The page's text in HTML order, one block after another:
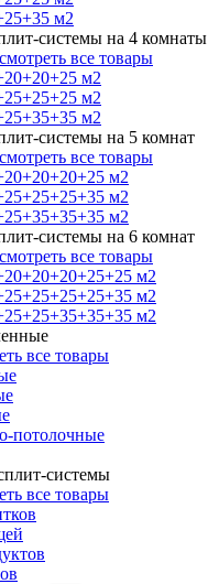
м2
системы на 4 комнаты
все товары
м2
м2
м2
системы на 5 комнат
все товары
м2
м2
м2
системы на 6 комнат
все товары
м2
м2
м2
все товары
потолочные
системы
все товары